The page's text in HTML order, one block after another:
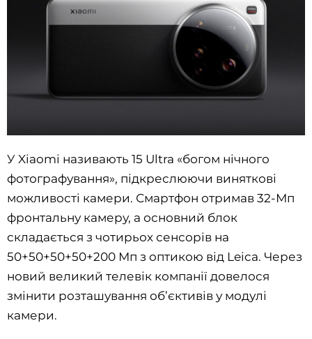
У Xiaomi називають 15 Ultra «богом нічного
фотографування», підкреслюючи виняткові
можливості камери. Смартфон отримав 32-Мп
фронтальну камеру, а основний блок
складається з чотирьох сенсорів на
50+50+50+50+200 Мп з оптикою від Leica. Через
новий великий телевік компанії довелося
змінити розташування об’єктивів у модулі
камери.